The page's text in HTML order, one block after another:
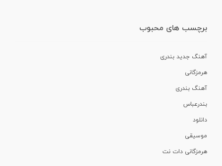
برچسب های محبوب
آهنگ جدید بندری
هرمزگانی
آهنگ بندری
بندرعباس
دانلود
موسیقی
هرمزگانی دات نت